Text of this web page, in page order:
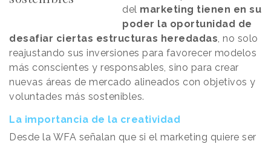
del marketing tienen en su
poder la oportunidad de
desafiar ciertas estructuras heredadas, no solo
reajustando sus inversiones para favorecer modelos
más conscientes y responsables, sino para crear
nuevas áreas de mercado alineados con objetivos y
voluntades más sostenibles.
La importancia de la creatividad
Desde la WFA señalan que si el marketing quiere ser